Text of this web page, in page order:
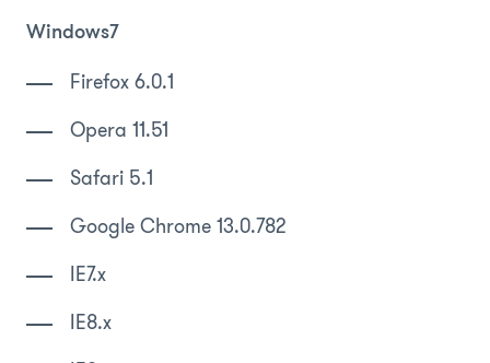
Windows7
Firefox 6.0.1
Opera 11.51
Safari 5.1
Google Chrome 13.0.782
IE7.x
IE8.x